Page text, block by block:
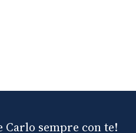
Carlo sempre con te!